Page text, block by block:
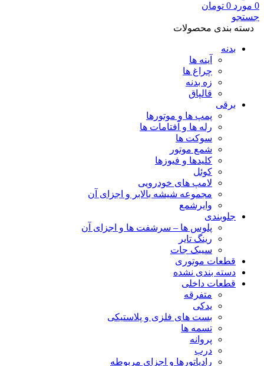
0 مورد 0 تومان
جستجو
دسته بندی محصولات
بدنه
آینه ها
چراغ ها
زه بدنه
قالپاق
برقی
پمپ ها و موتورها
رله ها و آفتامات ها
سوکت ها
شمع موتور
کلیدها و فیوزها
کوئل
لامپ های خودرویی
مجموعه شیشه بالابر و اجزای آن
وایرشمع
جلوبندی
پلوس ها – سرشفت ها و اجزای آن
رینگ تایر
سیبک جات
قطعات موتوری
دسته بندی نشده
قطعات داخلی
متفرقه
یدکی
بست های فلزی و پلاستیکی
تسمه ها
پروانه
درب
رادیاتورها و اجزای مربوطه